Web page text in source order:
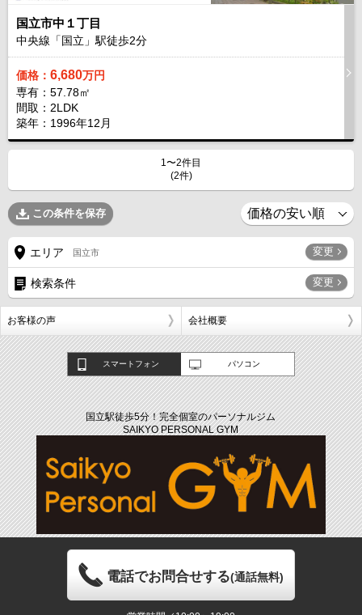
国立市中１丁目
中央線「国立」駅徒歩2分
価格： 6,680万円
専有：57.78㎡
間取：2LDK
築年：1996年12月
1〜2件目
(2件)
この条件を保存
エリア 国立市 変更
検索条件 変更
お客様の声 会社概要
スマートフォン パソコン
国立駅徒歩5分！完全個室のパーソナルジム
SAIKYO PERSONAL GYM
電話でお問合せする(通話無料)